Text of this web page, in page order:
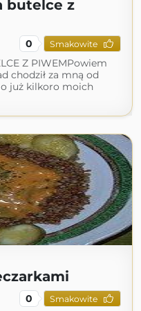
butelce z
0 Smakowite
Z PIWEMPowiem
chodził za mną od
już kilkoro moich
0 Smakowite